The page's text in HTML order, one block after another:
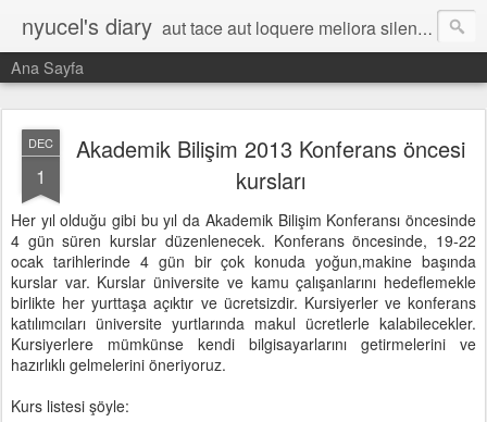
nyucel's diary aut tace aut loquere meliora silentio
Ana Sayfa
DEC
1
Akademik Bilişim 2013 Konferans öncesi
kursları
Her yıl olduğu gibi bu yıl da Akademik Bilişim Konferansı öncesinde
4 gün süren kurslar düzenlenecek. Konferans öncesinde, 19-22
ocak tarihlerinde 4 gün bir çok konuda yoğun,makine başında
kurslar var. Kurslar üniversite ve kamu çalışanlarını hedeflemekle
birlikte her yurttaşa açıktır ve ücretsizdir. Kursiyerler ve konferans
katılımcıları üniversite yurtlarında makul ücretlerle kalabilecekler.
Kursiyerlere mümkünse kendi bilgisayarlarını getirmelerini ve
hazırlıklı gelmelerini öneriyoruz.
Kurs listesi şöyle: